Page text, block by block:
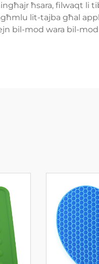
ħsara, filwaqt li
lit-tajba għal
bil-mod wara bil-